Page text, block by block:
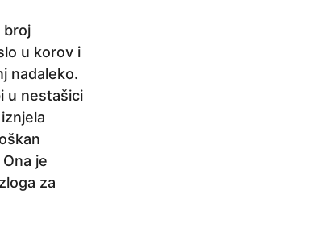
broj
u korov i
nadaleko.
u nestašici
je
za